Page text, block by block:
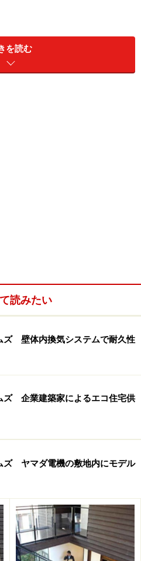
ズについて知っておき
社名を変更
級木造も
」シリーズ（2階建てと平屋
」シリーズ（3～9階建てに対
ィム」
スマートハウス仕様や二世
を読む
読みたい
ズ 壁体内換気システムで耐久性
ズ 企業建築家によるエコ住宅供
ズ ヤマダ電機の敷地内にモデル